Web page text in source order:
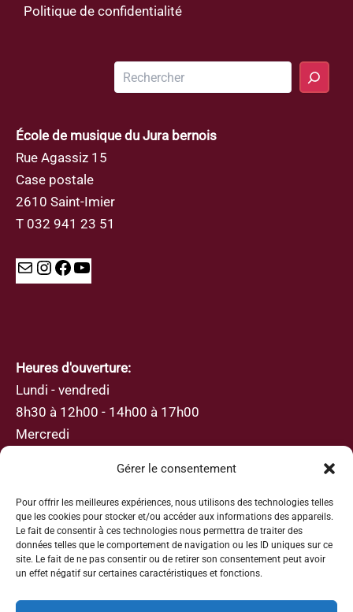
Gérer le consentement
Pour offrir les meilleures expériences, nous utilisons des technologies telles
que les cookies pour stocker et/ou accéder aux informations des appareils.
Le fait de consentir à ces technologies nous permettra de traiter des
données telles que le comportement de navigation ou les ID uniques sur ce
site. Le fait de ne pas consentir ou de retirer son consentement peut avoir
un effet négatif sur certaines caractéristiques et fonctions.
Politique de confidentialité
École de musique du Jura bernois
Rue Agassiz 15
Case postale
2610 Saint-Imier
T 032 941 23 51
MailInstagram
Facebook
Heures d'ouverture:
Lundi - vendredi
8h30 à 12h00 - 14h00 à 17h00
Mercredi
S’abonner
Inscrivez-vous avec votre adresse e-mail afin de
recevoir les actualités et les mises à jour